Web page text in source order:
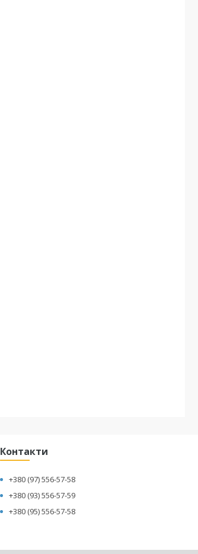
Контакти
+380 (97) 556-57-58
+380 (93) 556-57-59
+380 (95) 556-57-58